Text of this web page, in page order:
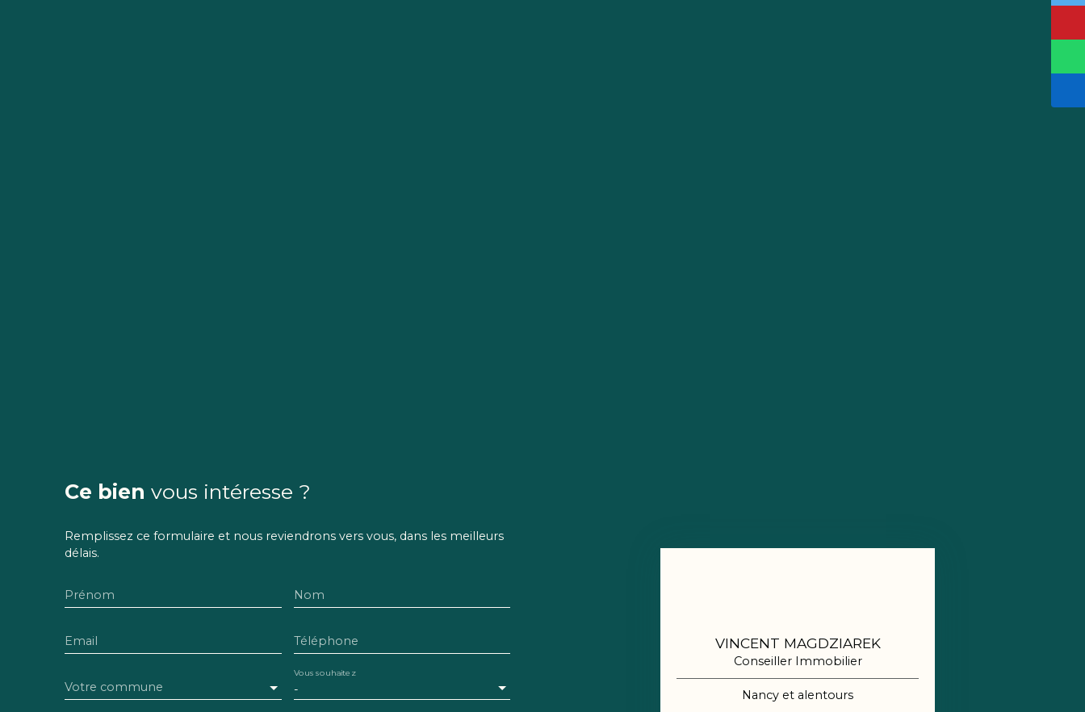
Ce bien vous intéresse ?
Remplissez ce formulaire et nous reviendrons vers vous, dans les meilleurs
délais.
Prénom Nom
Email Téléphone
Votre commune -
Vous souhaitez
VINCENT MAGDZIAREK
Conseiller Immobilier
Nancy et alentours